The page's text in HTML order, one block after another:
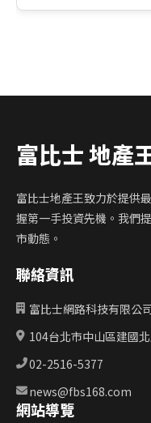
富比士 地產
富比士地產王致力於提供
握第一手投資先機。我們
市動態。
聯絡資訊
富比士網路科技有限公
104台北市中山區建國
02-2516-5377
news@fbs168.com
網站導覽